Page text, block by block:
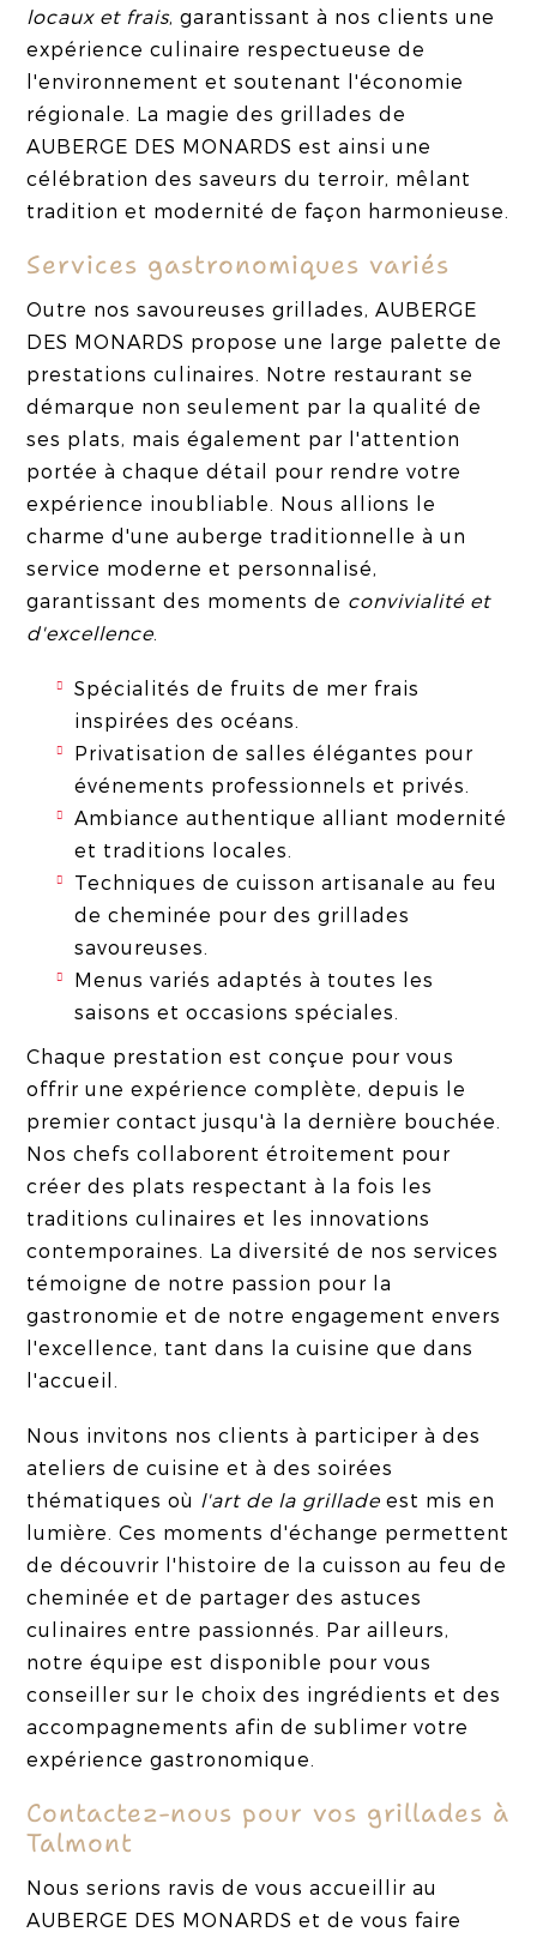
locaux et frais, garantissant à nos clients une
expérience culinaire respectueuse de
l'environnement et soutenant l'économie
régionale. La magie des grillades de
AUBERGE DES MONARDS est ainsi une
célébration des saveurs du terroir, mêlant
tradition et modernité de façon harmonieuse.
Services gastronomiques variés
Outre nos savoureuses grillades, AUBERGE
DES MONARDS propose une large palette de
prestations culinaires. Notre restaurant se
démarque non seulement par la qualité de
ses plats, mais également par l'attention
portée à chaque détail pour rendre votre
expérience inoubliable. Nous allions le
charme d'une auberge traditionnelle à un
service moderne et personnalisé,
garantissant des moments de convivialité et
d'excellence
Spécialités de fruits de mer frais
inspirées des océans.
Privatisation de salles élégantes pour
événements professionnels et privés.
Ambiance authentique alliant modernité
et traditions locales.
Techniques de cuisson artisanale au feu
de cheminée pour des grillades
savoureuses.
Menus variés adaptés à toutes les
saisons et occasions spéciales.
Chaque prestation est conçue pour vous
offrir une expérience complète, depuis le
premier contact jusqu'à la dernière bouchée.
Nos chefs collaborent étroitement pour
créer des plats respectant à la fois les
traditions culinaires et les innovations
contemporaines. La diversité de nos services
témoigne de notre passion pour la
gastronomie et de notre engagement envers
l'excellence, tant dans la cuisine que dans
l'accueil.
Nous invitons nos clients à participer à des
ateliers de cuisine et à des soirées
thématiques où l'art de la grillade est mis en
lumière. Ces moments d'échange permettent
de découvrir l'histoire de la cuisson au feu de
cheminée et de partager des astuces
culinaires entre passionnés. Par ailleurs,
notre équipe est disponible pour vous
conseiller sur le choix des ingrédients et des
accompagnements afin de sublimer votre
expérience gastronomique.
Contactez-nous pour vos grillades à
Talmont
Nous serions ravis de vous accueillir au
AUBERGE DES MONARDS et de vous faire